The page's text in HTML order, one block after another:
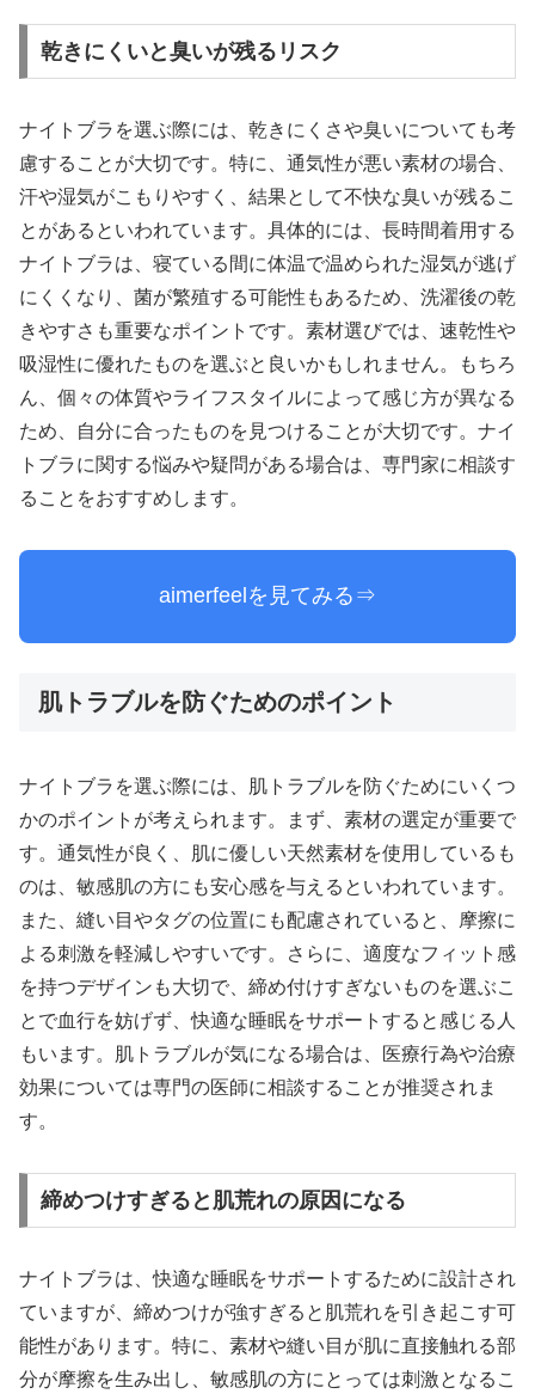
乾きにくいと臭いが残るリスク
ナイトブラを選ぶ際には、乾きにくさや臭いについても考
慮することが大切です。特に、通気性が悪い素材の場合、
汗や湿気がこもりやすく、結果として不快な臭いが残るこ
とがあるといわれています。具体的には、長時間着用する
ナイトブラは、寝ている間に体温で温められた湿気が逃げ
にくくなり、菌が繁殖する可能性もあるため、洗濯後の乾
きやすさも重要なポイントです。素材選びでは、速乾性や
吸湿性に優れたものを選ぶと良いかもしれません。もちろ
ん、個々の体質やライフスタイルによって感じ方が異なる
ため、自分に合ったものを見つけることが大切です。ナイ
トブラに関する悩みや疑問がある場合は、専門家に相談す
ることをおすすめします。
aimerfeelを見てみる⇒
肌トラブルを防ぐためのポイント
ナイトブラを選ぶ際には、肌トラブルを防ぐためにいくつ
かのポイントが考えられます。まず、素材の選定が重要で
す。通気性が良く、肌に優しい天然素材を使用しているも
のは、敏感肌の方にも安心感を与えるといわれています。
また、縫い目やタグの位置にも配慮されていると、摩擦に
よる刺激を軽減しやすいです。さらに、適度なフィット感
を持つデザインも大切で、締め付けすぎないものを選ぶこ
とで血行を妨げず、快適な睡眠をサポートすると感じる人
もいます。肌トラブルが気になる場合は、医療行為や治療
効果については専門の医師に相談することが推奨されま
す。
締めつけすぎると肌荒れの原因になる
ナイトブラは、快適な睡眠をサポートするために設計され
ていますが、締めつけが強すぎると肌荒れを引き起こす可
能性があります。特に、素材や縫い目が肌に直接触れる部
分が摩擦を生み出し、敏感肌の方にとっては刺激となるこ